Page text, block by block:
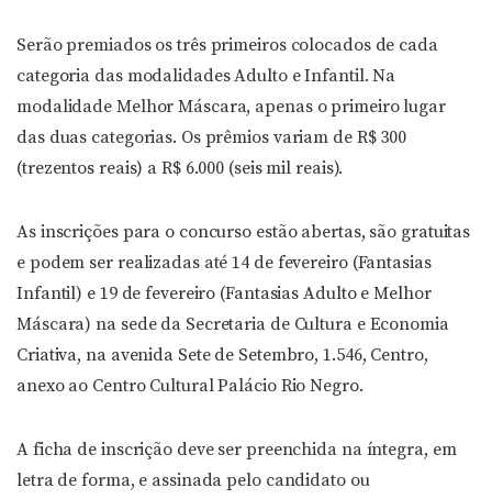
Serão premiados os três primeiros colocados de cada
categoria das modalidades Adulto e Infantil. Na
modalidade Melhor Máscara, apenas o primeiro lugar
das duas categorias. Os prêmios variam de R$ 300
(trezentos reais) a R$ 6.000 (seis mil reais).
As inscrições para o concurso estão abertas, são gratuitas
e podem ser realizadas até 14 de fevereiro (Fantasias
Infantil) e 19 de fevereiro (Fantasias Adulto e Melhor
Máscara) na sede da Secretaria de Cultura e Economia
Criativa, na avenida Sete de Setembro, 1.546, Centro,
anexo ao Centro Cultural Palácio Rio Negro.
A ficha de inscrição deve ser preenchida na íntegra, em
letra de forma, e assinada pelo candidato ou